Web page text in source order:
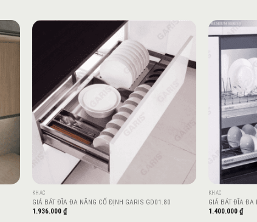
Add to
wishlist
KHÁC
GIÁ BÁT ĐĨA ĐA NĂNG CỐ ĐỊNH GARIS GD01.80
1.936.000 ₫
KHÁC
GIÁ BÁT ĐĨA ĐA
1.400.000 ₫